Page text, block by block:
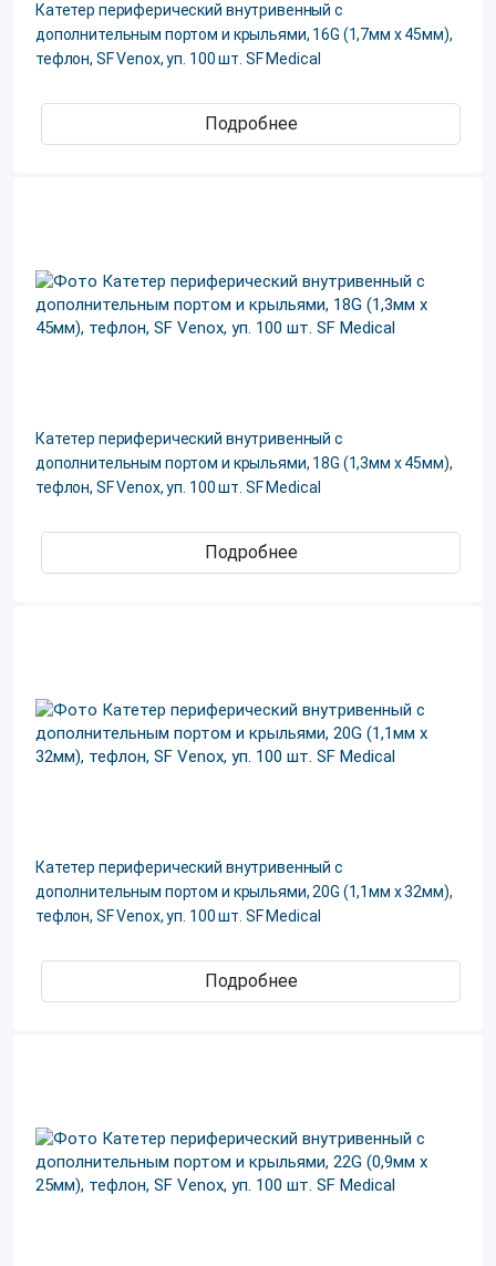
Катетер периферический внутривенный с
дополнительным портом и крыльями, 16G (1,7мм х 45мм),
тефлон, SF Venox, уп. 100 шт. SF Medical
Подробнее
Катетер периферический внутривенный с
дополнительным портом и крыльями, 18G (1,3мм х 45мм),
тефлон, SF Venox, уп. 100 шт. SF Medical
Подробнее
Катетер периферический внутривенный с
дополнительным портом и крыльями, 20G (1,1мм х 32мм),
тефлон, SF Venox, уп. 100 шт. SF Medical
Подробнее